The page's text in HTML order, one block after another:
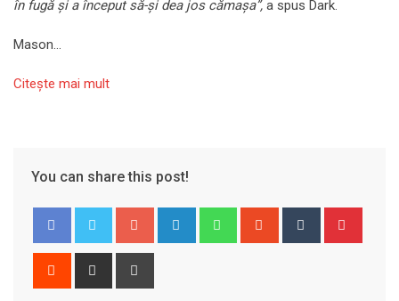
în fugă și a început să-și dea jos cămașa”, a spus Dark.
Mason…
Citeşte mai mult
You can share this post!
Google+ LinkedIn WhatsappStumbleUpon
Tumblr
Reddit
Share